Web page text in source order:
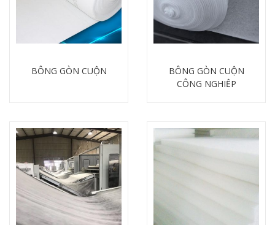
BÔNG GÒN CUỘN
BÔNG GÒN CUỘN
CÔNG NGHIỆP